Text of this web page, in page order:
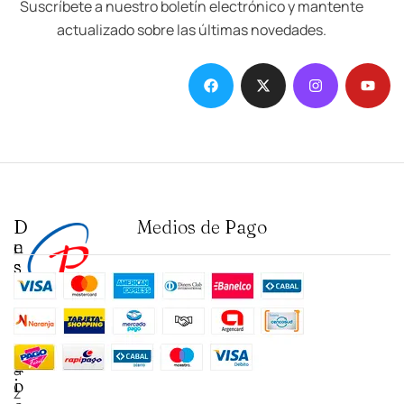
Suscríbete a nuestro boletín electrónico y mantente
actualizado sobre las últimas novedades.
N
a
z
D
e
s
t
a
c
a
d
o
I
n
s
t
i
t
u
c
i
Medios de Pago